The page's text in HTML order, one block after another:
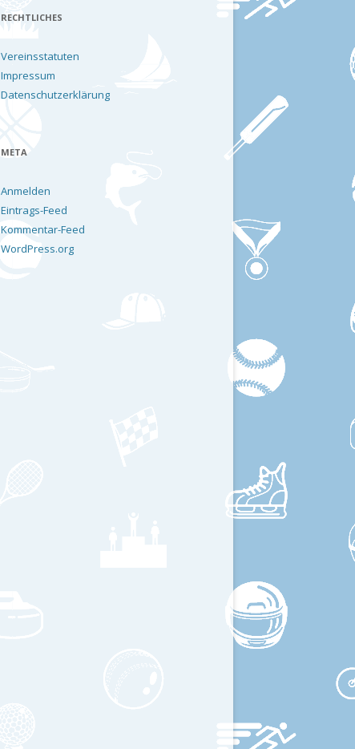
RECHTLICHES
Vereinsstatuten
Impressum
Datenschutzerklärung
META
Anmelden
Eintrags-Feed
Kommentar-Feed
WordPress.org